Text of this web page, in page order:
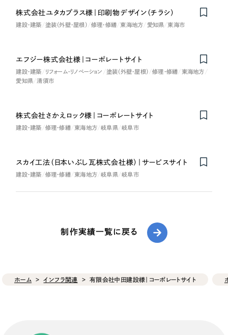
株式会社ユタカプラス様｜印刷物デザイン（チラシ）
建設・建築 塗装（外壁・屋根） 修理・修繕 東海地方 愛知県 東海市
エフジー株式会社様｜コーポレートサイト
建設・建築 リフォーム・リノベーション 塗装（外壁・屋根） 修理・修繕
東海地方
愛知県
清須市
株式会社さかえロック様｜コーポレートサイト
建設・建築 修理・修繕 東海地方 岐阜県 岐阜市
スカイ工法（日本いぶし瓦株式会社様）｜サービスサイト
建設・建築 修理・修繕 東海地方 岐阜県 岐阜市
制作実績一覧に戻る
ホーム インフラ関連 有限会社中田建設様｜コーポレートサイト